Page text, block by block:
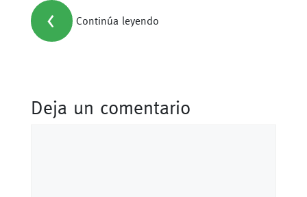
< Continúa leyendo
Deja un comentario